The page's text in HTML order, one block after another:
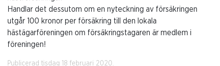
Handlar det dessutom om en nyteckning av försäkringen
utgår 100 kronor per försäkring till den lokala
hästägarföreningen om försäkringstagaren är medlem i
föreningen!
Publicerad tisdag 18 februari 2020.